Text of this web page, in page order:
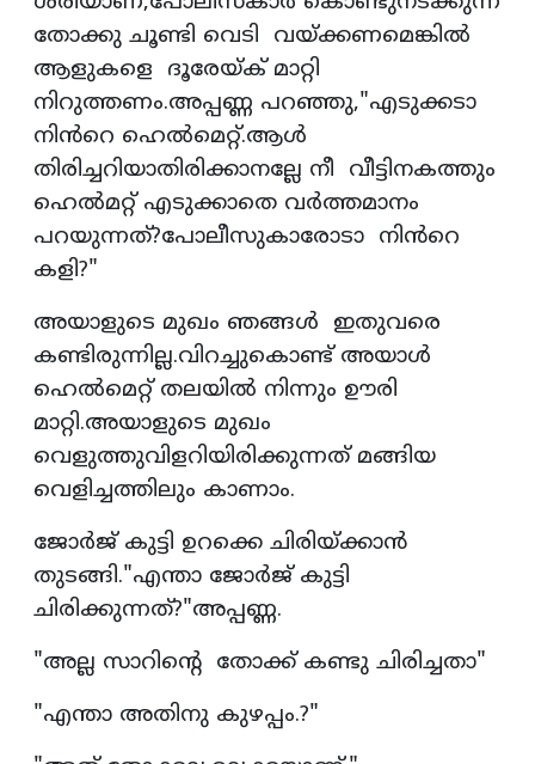
തോക്കു ചൂണ്ടി വെടി വയ്ക്കണമെങ്കിൽ
ആളുകളെ ദൂരേയ്ക് മാറ്റി
നിറുത്തണം.അപ്പണ്ണ പറഞ്ഞു,"എടുക്കടാ
നിൻറെ ഹെൽമെറ്റ്.ആൾ
തിരിച്ചറിയാതിരിക്കാനല്ലേ നീ വീട്ടിനകത്തും
ഹെൽമറ്റ് എടുക്കാതെ വർത്തമാനം
പറയുന്നത്?പോലീസുകാരോടാ നിൻറെ
കളി?"
അയാളുടെ മുഖം ഞങ്ങൾ ഇതുവരെ
കണ്ടിരുന്നില്ല.വിറച്ചുകൊണ്ട് അയാൾ
ഹെൽമെറ്റ് തലയിൽ നിന്നും ഊരി
മാറ്റി.അയാളുടെ മുഖം
വെളുത്തുവിളറിയിരിക്കുന്നത് മങ്ങിയ
വെളിച്ചത്തിലും കാണാം.
ജോർജ് കുട്ടി ഉറക്കെ ചിരിയ്ക്കാൻ
തുടങ്ങി."എന്താ ജോർജ് കുട്ടി
ചിരിക്കുന്നത്?"അപ്പണ്ണ.
"അല്ല സാറിൻ്റെ തോക്ക് കണ്ടു ചിരിച്ചതാ"
"എന്താ അതിനു കുഴപ്പം.?"